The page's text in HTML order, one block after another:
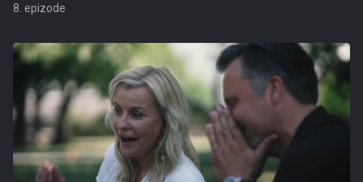
8. epizode